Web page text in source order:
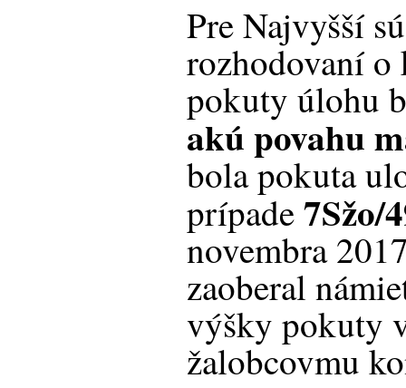
Pre Najvyšší
rozhodovaní o
pokuty úlohu
akú povahu
bola pokuta
prípade7Sžo/
novembra
zaoberal
výšky pokuty
žalobcovmu